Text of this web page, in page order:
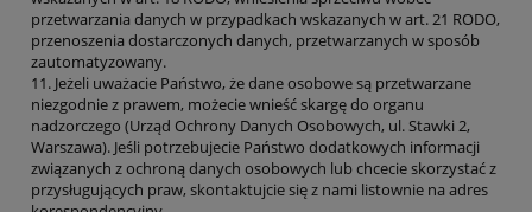
przetwarzania danych w przypadkach wskazanych w art. 21 RODO,
przenoszenia dostarczonych danych, przetwarzanych w sposób
zautomatyzowany.
11. Jeżeli uważacie Państwo, że dane osobowe są przetwarzane
niezgodnie z prawem, możecie wnieść skargę do organu
nadzorczego (Urząd Ochrony Danych Osobowych, ul. Stawki 2,
Warszawa). Jeśli potrzebujecie Państwo dodatkowych informacji
związanych z ochroną danych osobowych lub chcecie skorzystać z
przysługujących praw, skontaktujcie się z nami listownie na adres